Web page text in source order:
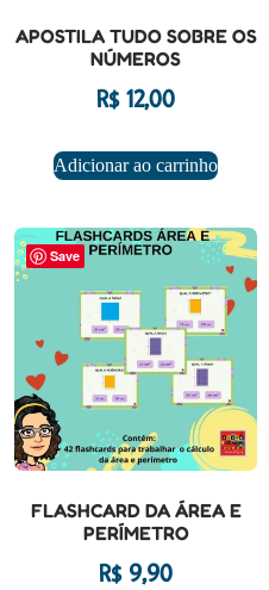
APOSTILA TUDO SOBRE OS
NÚMEROS
R$12,00
Adicionar ao carrinho
Save
FLASHCARD DA ÁREA E
PERÍMETRO
R$9,90